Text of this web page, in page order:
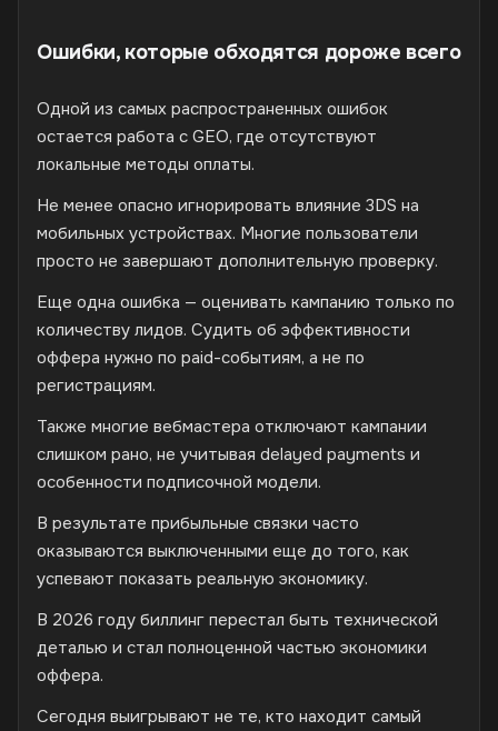
Ошибки, которые обходятся дороже всего
Одной из самых распространенных ошибок
остается работа с GEO, где отсутствуют
локальные методы оплаты.
Не менее опасно игнорировать влияние 3DS на
мобильных устройствах. Многие пользователи
просто не завершают дополнительную проверку.
Еще одна ошибка — оценивать кампанию только по
количеству лидов. Судить об эффективности
оффера нужно по paid-событиям, а не по
регистрациям.
Также многие вебмастера отключают кампании
слишком рано, не учитывая delayed payments и
особенности подписочной модели.
В результате прибыльные связки часто
оказываются выключенными еще до того, как
успевают показать реальную экономику.
В 2026 году биллинг перестал быть технической
деталью и стал полноценной частью экономики
оффера.
Сегодня выигрывают не те, кто находит самый